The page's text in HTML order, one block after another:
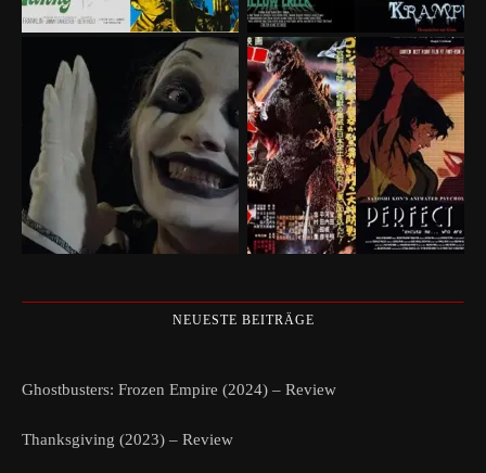
NEUESTE BEITRÄGE
Ghostbusters: Frozen Empire (2024) – Review
Thanksgiving (2023) – Review